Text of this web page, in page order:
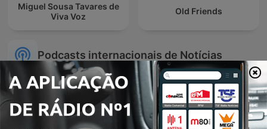
Miguel Sousa Tavares de
Viva Voz
Old Friends
Podcasts internacionais de Notícias